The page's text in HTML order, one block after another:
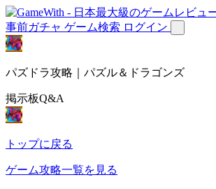
事前ガチャ ゲーム検索 ログイン
パズドラ攻略｜パズル＆ドラゴンズ
掲示板Q&A
トップに戻る
ゲーム攻略一覧を見る